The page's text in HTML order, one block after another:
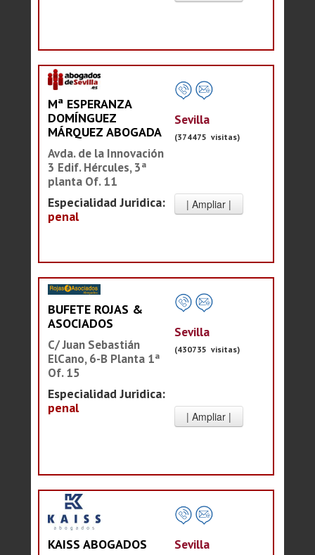
Mª ESPERANZA
DOMÍNGUEZ
MÁRQUEZ ABOGADA
Avda. de la Innovación
3 Edif. Hércules, 3ª
planta Of. 11
Especialidad Juridica:
penal
Sevilla
(374475 visitas)
BUFETE ROJAS &
ASOCIADOS
C/ Juan Sebastián
ElCano, 6-B Planta 1ª
Of. 15
Especialidad Juridica:
penal
Sevilla
(430735 visitas)
KAISS ABOGADOS Sevilla